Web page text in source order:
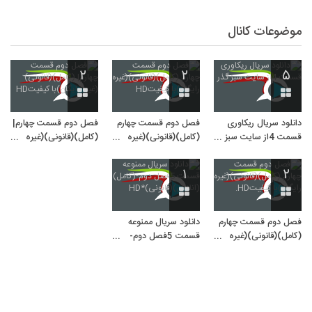
موضوعات کانال
۵
دانلود سریال ریکاوری
قسمت 4از سایت سبز
۲
فصل دوم قسمت چهارم
(کامل)(قانونی)(غیره
۲
فصل دوم قسمت چهارم|
(کامل)(قانونی)(غیره
۲
فصل دوم قسمت چهارم
(کامل)(قانونی)(غیره
۱
دانلود سریال ممنوعه
قسمت 5فصل دوم-